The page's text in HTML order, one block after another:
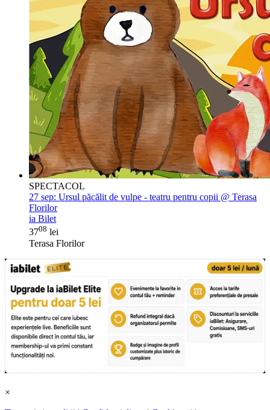
SPECTACOL
27 sep: Ursul păcălit de vulpe - teatru pentru copii @ Terasa
Florilor
ia Bilet
3708 lei
Terasa Florilor
×